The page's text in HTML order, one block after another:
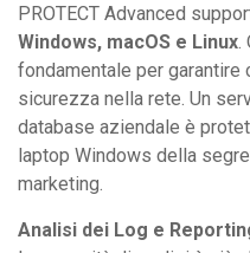
PROTECT Advanced
Windows, macOS e Linux.
fondamentale per garantire
sicurezza nella rete. Un
database aziendale è
laptop Windows della
marketing.
Analisi dei Log e